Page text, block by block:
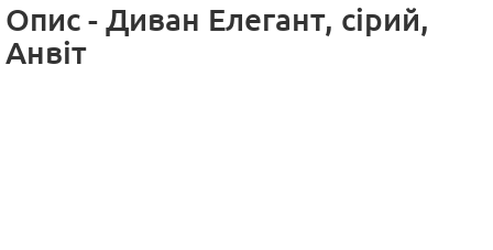
Опис - Диван Елегант, сірий,
Анвіт